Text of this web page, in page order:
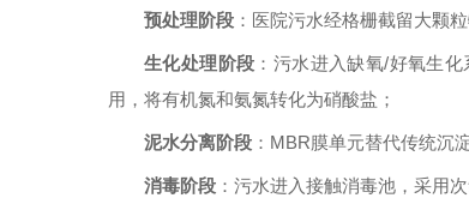
预处理阶段 ：医院污水经格栅截留大颗
生化处理阶段 ：污水进入缺氧/好氧生
用，将有机氮和氨氮转化为硝酸盐；
泥水分离阶段 ：MBR膜单元替代传统沉
消毒阶段 ：污水进入接触消毒池，采用